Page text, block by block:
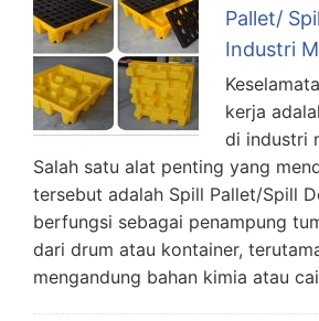
Pallet/
Industri
kerja
di industri
Salah satu alat penting yang
tersebut adalah Spill Pallet/Spill
berfungsi sebagai penampung
dari drum atau kontainer,
mengandung bahan kimia atau